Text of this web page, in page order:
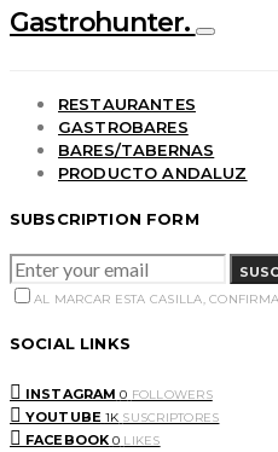
Gastrohunter.
RESTAURANTES
GASTROBARES
BARES/TABERNAS
PRODUCTO ANDALUZ
SUBSCRIPTION FORM
AL MARCAR ESTA CASILLA,
SOCIAL LINKS
INSTAGRAM 0 FOLLOWERS
YOUTUBE 1K SUSCRIPTORES
FACEBOOK 0 LIKES